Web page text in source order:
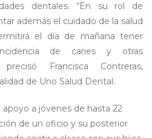
dentales. “En su rol de
además el cuidado de la salud
el día de mañana tener
de caries y otras
Francisca Contreras,
de Uno Salud Dental.
a jóvenes de hasta 22
de un oficio y su posterior